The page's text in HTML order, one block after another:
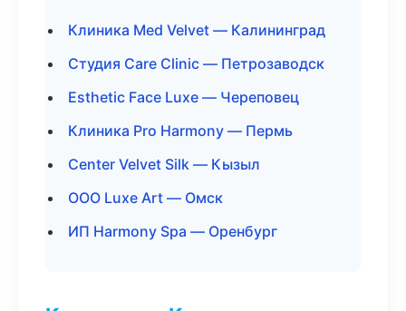
Клиника Med Velvet — Калининград
Студия Care Clinic — Петрозаводск
Esthetic Face Luxe — Череповец
Клиника Pro Harmony — Пермь
Center Velvet Silk — Кызыл
ООО Luxe Art — Омск
ИП Harmony Spa — Оренбург